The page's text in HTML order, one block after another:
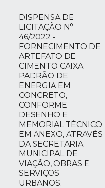
DISPENSA DE
LICITAÇÃO N°
46/2022 -
FORNECIMENTO DE
ARTEFATO DE
CIMENTO CAIXA
PADRÃO DE
ENERGIA EM
CONCRETO,
CONFORME
DESENHO E
MEMORIAL TÉCNICO
EM ANEXO, ATRAVÉS
DA SECRETARIA
MUNICIPAL DE
VIAÇÃO, OBRAS E
SERVIÇOS
URBANOS.